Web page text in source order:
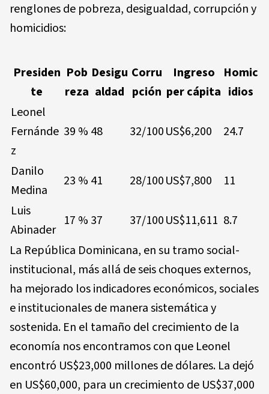
renglones de pobreza, desigualdad, corrupción y
homicidios:
Presiden
te
Pob
reza
Desigu
aldad
Corru
pción
Ingreso
per cápita
Homic
idios
Leonel
Fernánde
z
39 % 48 32/100US$6,200 24.7
Danilo
Medina
23 % 41 28/100US$7,800
11
Luis
Abinader
17 % 37 37/100US$11,611 8.7
La República Dominicana, en su tramo social-
institucional, más allá de seis choques externos,
ha mejorado los indicadores económicos, sociales
e institucionales de manera sistemática y
sostenida. En el tamaño del crecimiento de la
economía nos encontramos con que Leonel
encontró US$23,000 millones de dólares. La dejó
en US$60,000, para un crecimiento de US$37,000